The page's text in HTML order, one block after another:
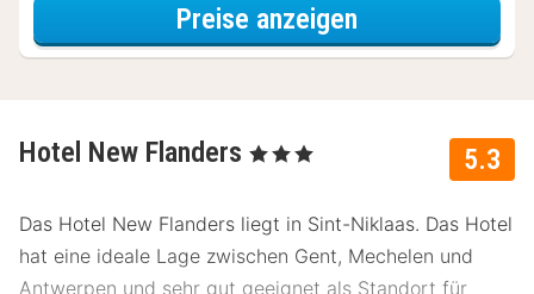
Preise anzeigen
5.3
Hotel New Flanders , 3 Sterne
Das Hotel New Flanders liegt in Sint-Niklaas. Das Hotel
hat eine ideale Lage zwischen Gent, Mechelen und
Antwerpen und sehr gut geeignet als Standort für